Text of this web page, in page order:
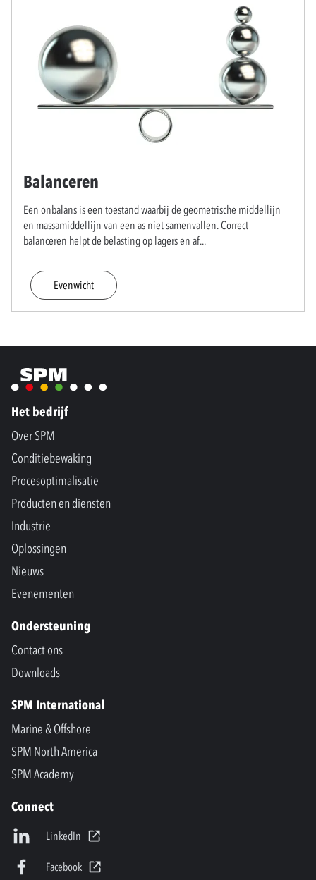
Balanceren
Een onbalans is een toestand waarbij de geometrische middellijn
en massamiddellijn van een as niet samenvallen. Correct
balanceren helpt de belasting op lagers en af...
Evenwicht
Het bedrijf
Over SPM
Conditiebewaking
Procesoptimalisatie
Producten en diensten
Industrie
Oplossingen
Nieuws
Evenementen
Ondersteuning
Contact ons
Downloads
SPM International
Marine & Offshore
SPM North America
SPM Academy
Connect
LinkedIn
Facebook